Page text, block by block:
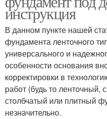
инструкция
В данном пункте нашей
фундамента ленточного
универсального и
особенности основания
корректировки в
работ (будь то ленточный,
столбчатый или плитный
незначительно.